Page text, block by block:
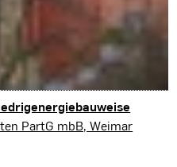
PartG mbB, Weimar